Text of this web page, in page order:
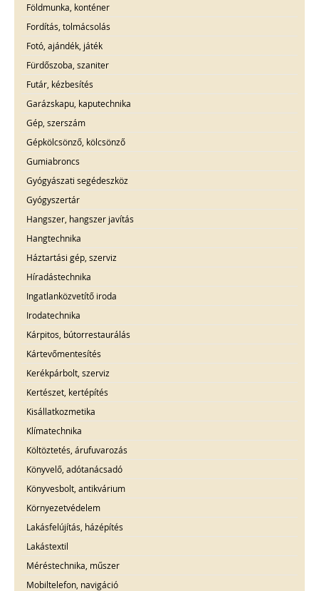
Földmunka, konténer
Fordítás, tolmácsolás
Fotó, ajándék, játék
Fürdőszoba, szaniter
Futár, kézbesítés
Garázskapu, kaputechnika
Gép, szerszám
Gépkölcsönző, kölcsönző
Gumiabroncs
Gyógyászati segédeszköz
Gyógyszertár
Hangszer, hangszer javítás
Hangtechnika
Háztartási gép, szerviz
Híradástechnika
Ingatlanközvetítő iroda
Irodatechnika
Kárpitos, bútorrestaurálás
Kártevőmentesítés
Kerékpárbolt, szerviz
Kertészet, kertépítés
Kisállatkozmetika
Klímatechnika
Költöztetés, árufuvarozás
Könyvelő, adótanácsadó
Könyvesbolt, antikvárium
Környezetvédelem
Lakásfelújítás, házépítés
Lakástextil
Méréstechnika, műszer
Mobiltelefon, navigáció